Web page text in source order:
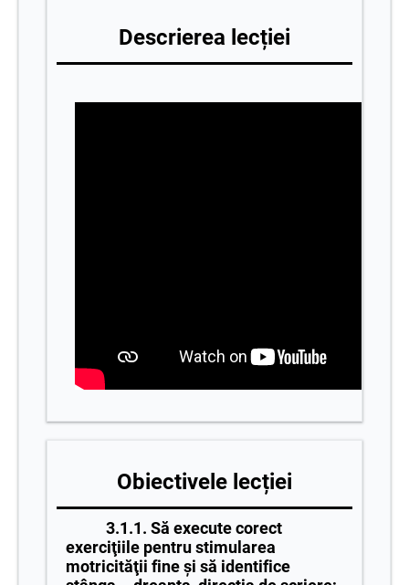
Descrierea lecției
Obiectivele lecției
3.1.1. Să execute corect
exerciţiile pentru stimularea
motricităţii fine şi să identifice